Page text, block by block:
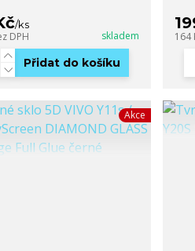
/ks
DPH skladem
Přidat do košíku
164
Akce